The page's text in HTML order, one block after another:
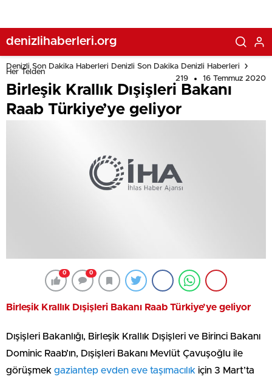
denizlihaberleri.org
Denizli Son Dakika Haberleri Denizli Son Dakika Denizli Haberleri
Her Telden
219
16 Temmuz 2020
Birleşik Krallık Dışişleri Bakanı
Raab Türkiye’ye geliyor
0 0
Birleşik Krallık Dışişleri Bakanı Raab Türkiye’ye geliyor
Dışişleri Bakanlığı, Birleşik Krallık Dışişleri ve Birinci Bakanı
Dominic Raab’ın, Dışişleri Bakanı Mevlüt Çavuşoğlu ile
görüşmek gaziantep evden eve taşımacılık için 3 Mart’ta